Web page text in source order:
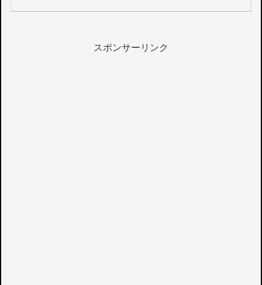
スポンサーリンク